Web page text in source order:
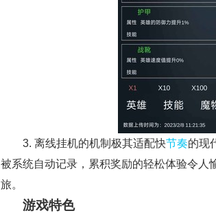
3. 离线挂机的机制极其适配快节奏的现
被系统自动记录，累积奖励的轻松体验令人
旅。
游戏特色